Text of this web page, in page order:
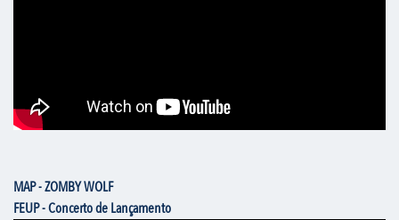
MAP - ZOMBY WOLF
FEUP - Concerto de Lançamento